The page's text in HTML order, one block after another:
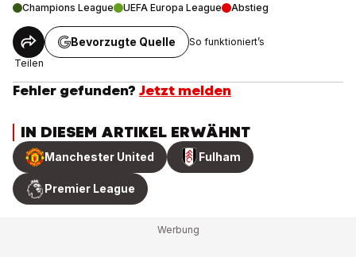
Champions League UEFA Europa League Abstieg
Teilen
Bevorzugte Quelle So funktioniert’s
Fehler gefunden? Jetzt melden
IN DIESEM ARTIKEL ERWÄHNT
Manchester United Fulham
Premier League